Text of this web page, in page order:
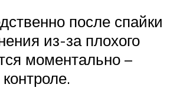
после спайки
из-за плохого
моментально –